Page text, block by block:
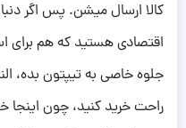
کالا ارسال میشن. پس اگر
اقتصادی هستید که هم برای
راحت خرید کنید، چون